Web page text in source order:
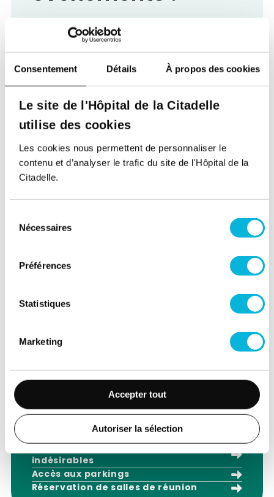
Consentement Détails À propos des cookies
Le site de l'Hôpital de la Citadelle
utilise des cookies
Les cookies nous permettent de personnaliser le
contenu et d’analyser le trafic du site de l'Hôpital de la
Citadelle.
Nécessaires
Préférences
Statistiques
Marketing
Accepter tout
Autoriser la sélection
La Citadelle propose deux canaux de
communication dédiés aux professionnels
de la santé, pour ne rien manquer de nos
nouveautés, innovations et conférences !
événements à venir !
LeCitadoc: un bref magazine papier
envoyé tous les deux mois, reprenant les
informations essentielles de l’hôpital et des
invitations à nos conférences médicales et
savoir !
Contacter par email
Vos services
privilégiés
Nous proposons différents services
réservés aux professionnels de la santé :
Préférence de communication des
résultats médicaux
Notification d’événements
indésirables
Accès aux parkings
Réservation de salles de réunion